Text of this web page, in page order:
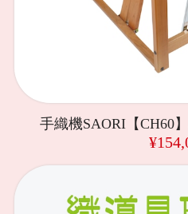
手織機SAORI【CH60